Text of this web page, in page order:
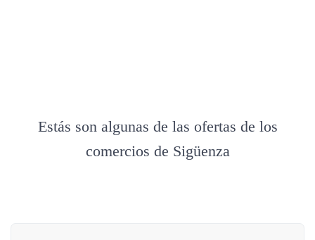
Estás son algunas de las ofertas de los
comercios de Sigüenza